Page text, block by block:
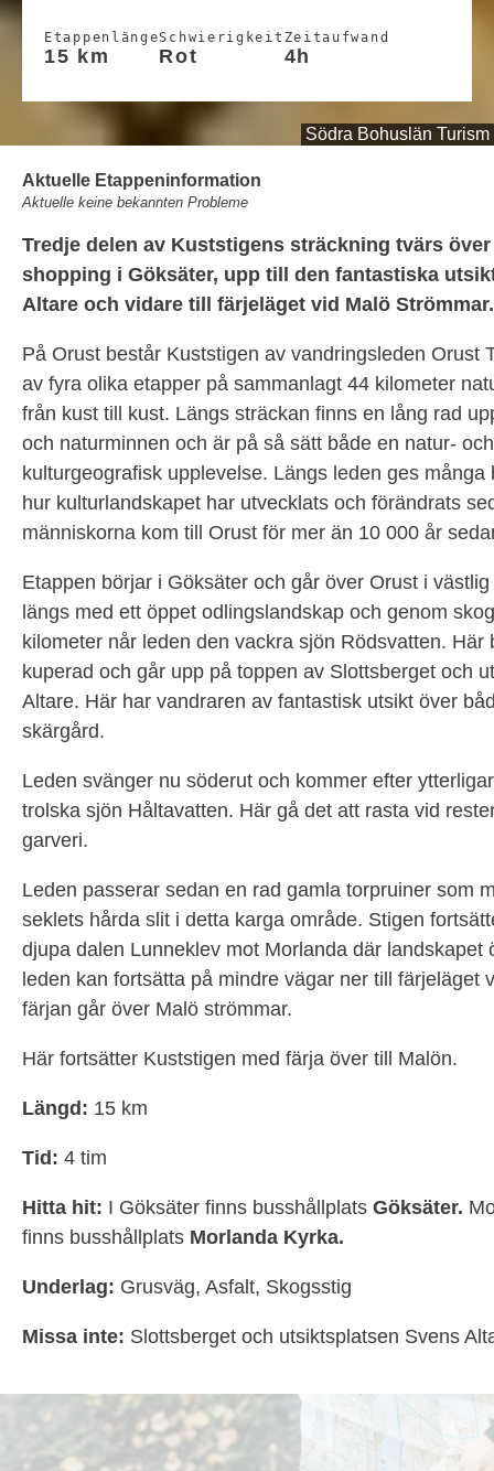
Södra Bohuslän Turism
Etappenlänge
15 km
Schwierigkeit
Rot
Zeitaufwand
4h
Aktuelle Etappeninformation
Aktuelle keine bekannten Probleme
Tredje delen av Kuststigens sträckning tvärs
shopping i Göksäter, upp till den fantastiska
Altare och vidare till färjeläget vid Malö Strömmar.
På Orust består Kuststigen av vandringsleden Orust
av fyra olika etapper på sammanlagt 44 kilometer
från kust till kust. Längs sträckan finns en lång rad
och naturminnen och är på så sätt både en natur- och
kulturgeografisk upplevelse. Längs leden ges många
hur kulturlandskapet har utvecklats och förändrats
människorna kom till Orust för mer än 10 000 år
Etappen börjar i Göksäter och går över Orust i
längs med ett öppet odlingslandskap och genom
kilometer når leden den vackra sjön Rödsvatten. Här
kuperad och går upp på toppen av Slottsberget och
Altare. Här har vandraren av fantastisk utsikt över
skärgård.
Leden svänger nu söderut och kommer efter
trolska sjön Håltavatten. Här gå det att rasta vid
garveri.
Leden passerar sedan en rad gamla torpruiner som
seklets hårda slit i detta karga område. Stigen
djupa dalen Lunneklev mot Morlanda där landskapet
leden kan fortsätta på mindre vägar ner till färjeläget
färjan går över Malö strömmar.
Här fortsätter Kuststigen med färja över till Malön.
Längd: 15 km
Tid: 4 tim
Hitta hit: I Göksäter finns busshållplats Göksäter.
finns busshållplats Morlanda Kyrka.
Underlag: Grusväg, Asfalt, Skogsstig
Missa inte: Slottsberget och utsiktsplatsen Svens